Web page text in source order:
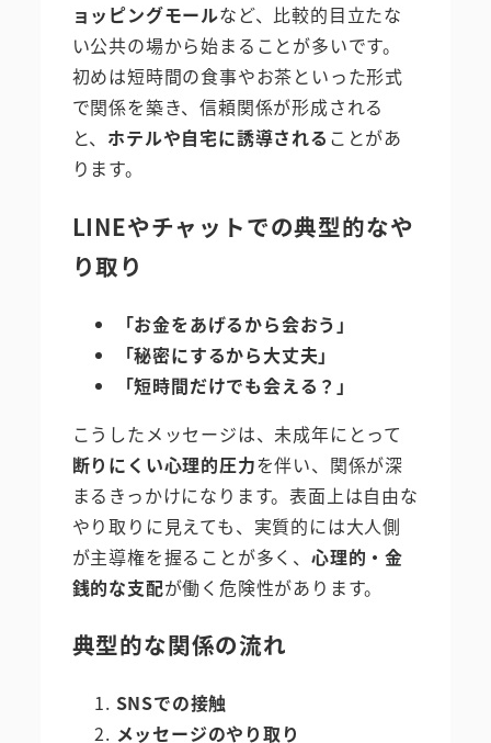
ョッピングモールなど、比較的目立たな
い公共の場から始まることが多いです。
初めは短時間の食事やお茶といった形式
で関係を築き、信頼関係が形成される
と、 ホテルや自宅に誘導される ことがあ
ります。
LINEやチャットでの典型的なや
り取り
「お金をあげるから会おう」
「秘密にするから大丈夫」
「短時間だけでも会える？」
こうしたメッセージは、未成年にとって
断りにくい心理的圧力を伴い、関係が深
まるきっかけになります。表面上は自由な
やり取りに見えても、実質的には大人側
が主導権を握ることが多く、 心理的・金
銭的な支配が働く危険性があります。
典型的な関係の流れ
SNSでの接触
メッセージのやり取り